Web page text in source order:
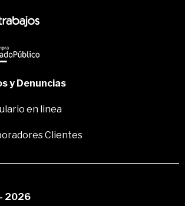
y Denuncias
en linea
Clientes
2026